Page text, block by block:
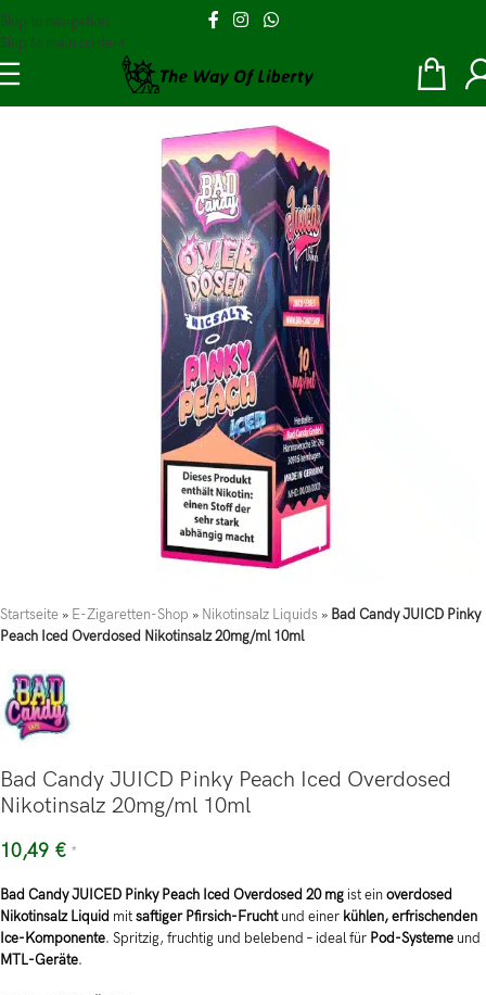
Skip to navigation
Skip to main content
Startseite » E-Zigaretten-Shop » Nikotinsalz Liquids » Bad Candy JUICD Pinky
Peach Iced Overdosed Nikotinsalz 20mg/ml 10ml
Bad Candy JUICD Pinky Peach Iced Overdosed
Nikotinsalz 20mg/ml 10ml
10,49 € *
Bad Candy JUICED Pinky Peach Iced Overdosed 20 mg ist einoverdosed
Nikotinsalz Liquid mitsaftiger Pfirsich-Fruchtund einer kühlen, erfrischenden
Ice-Komponente. Spritzig, fruchtig und belebend – ideal für Pod-Systeme und
MTL-Geräte.